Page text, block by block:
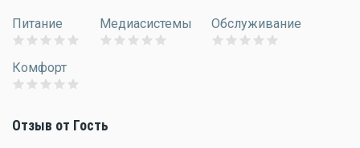
Питание Медиасистемы Обслуживание
Комфорт
Отзыв от Гость